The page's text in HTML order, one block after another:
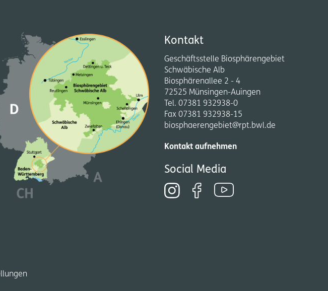
Kontakt
Geschäftsstelle Biosphärengebiet
Schwäbische Alb
Biosphärenallee 2 - 4
72525 Münsingen-Auingen
Tel. 07381 932938-0
Fax 07381 932938-15
biosphaerengebiet@rpt.bwl.de
Kontakt aufnehmen
Social Media